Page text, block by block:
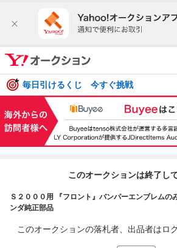
毎日引けるくじ 今すぐ挑戦
このオークションは終了し
Ｓ２０００用 『フロント』バンパーエンブレム
ンダ純正部品
このオークションの落札者、出品者はロ